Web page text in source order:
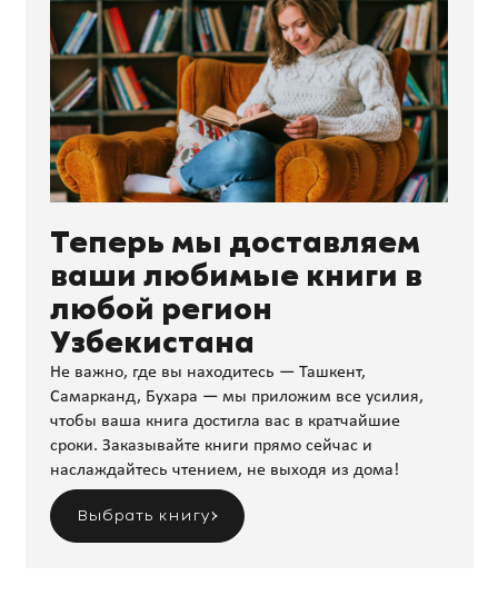
Теперь мы доставляем
ваши любимые книги в
любой регион
Узбекистана
Не важно, где вы находитесь — Ташкент,
Самарканд, Бухара — мы приложим все усилия,
чтобы ваша книга достигла вас в кратчайшие
сроки. Заказывайте книги прямо сейчас и
наслаждайтесь чтением, не выходя из дома!
Выбрать книгу